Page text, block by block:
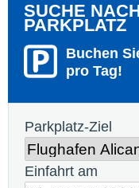
SUCHE
PARKPLATZ
Buchen
pro Tag!
Parkplatz-Ziel
Einfahrt am